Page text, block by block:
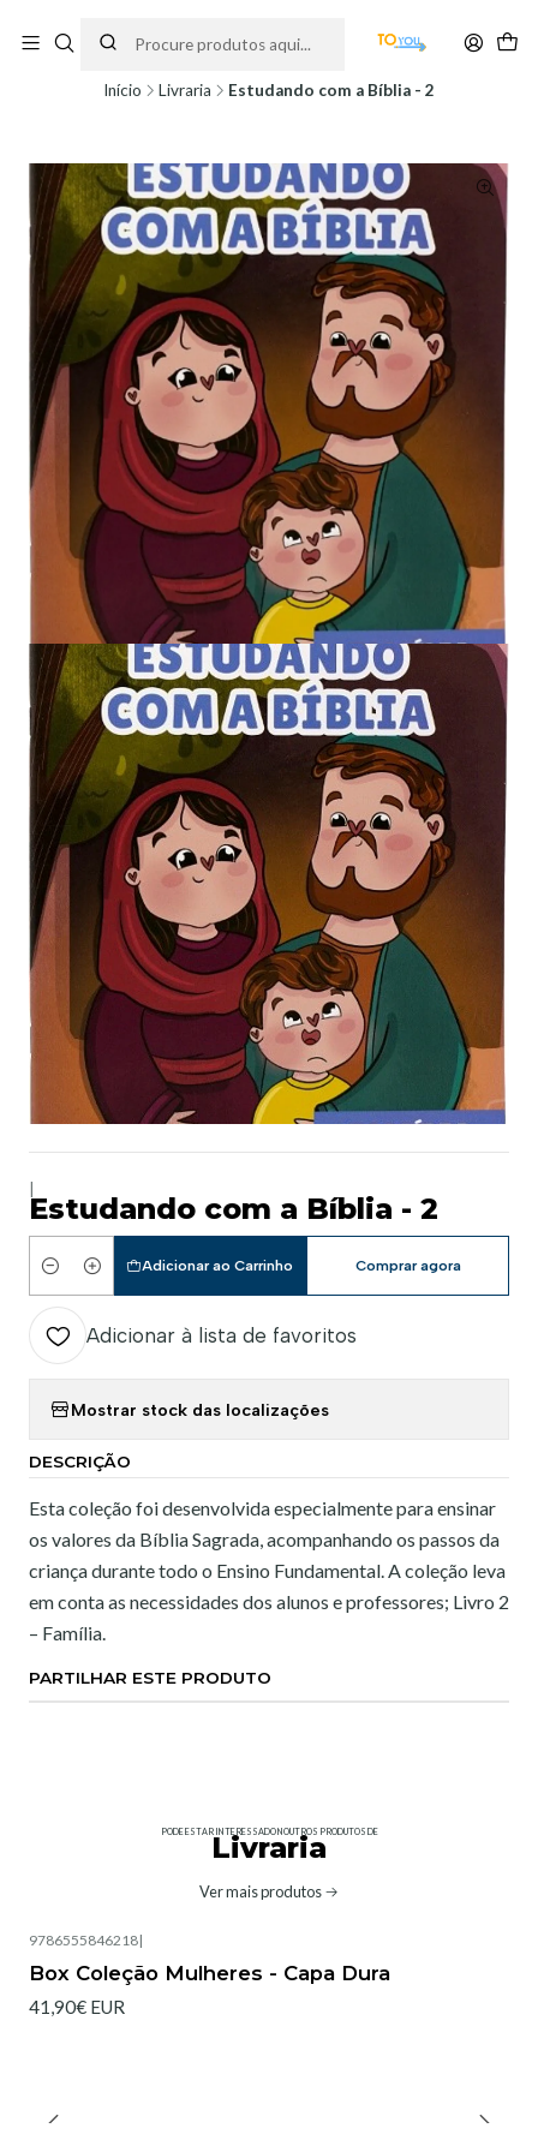
partir do dia 11 de Agosto, às 10H.
Início Livraria Estudando com a Bíblia - 2
Estudando com a Bíblia - 2
Quantidade
Adicionar ao Carrinho Comprar agora
Adicionar à lista de favoritos
Mostrar stock das localizações
DESCRIÇÃO
Esta coleção foi desenvolvida especialmente para ensinar
os valores da Bíblia Sagrada, acompanhando os passos da
criança durante todo o Ensino Fundamental. A coleção leva
em conta as necessidades dos alunos e professores; Livro 2
– Família.
PARTILHAR ESTE PRODUTO
PODE ESTAR INTERESSADO NOUTROS PRODUTOS DE
Livraria
Ver mais produtos
9786555846218|
Box Coleção Mulheres - Capa Dura
41,90€ EUR